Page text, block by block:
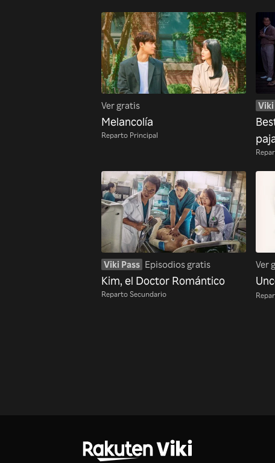
Ver gratis
Melancolía
Reparto Principal
Viki
Viki Pass Episodios gratis
Kim, el Doctor Romántico
Reparto Secundario
Ver